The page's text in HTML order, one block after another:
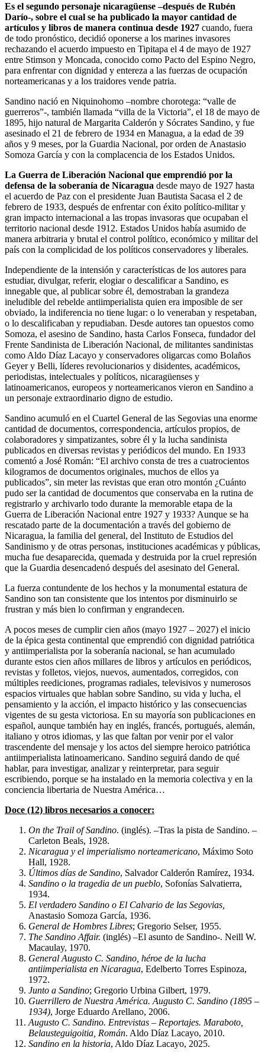
Es el segundo personaje nicaragüense –después de Rubén
Darío-, sobre el cual se ha publicado la mayor cantidad de
artículos y libros de manera continua desde 1927 cuando, fuera
de todo pronóstico, decidió oponerse a los marines invasores
rechazando el acuerdo impuesto en Tipitapa el 4 de mayo de 1927
entre Stimson y Moncada, conocido como Pacto del Espino Negro,
para enfrentar con dignidad y entereza a las fuerzas de ocupación
norteamericanas y a los traidores vende patria.
Sandino nació en Niquinohomo –nombre chorotega: “valle de
guerreros”-, también llamada “villa de la Victoria”, el 18 de mayo de
1895, hijo natural de Margarita Calderón y Sócrates Sandino, y fue
asesinado el 21 de febrero de 1934 en Managua, a la edad de 39
años y 9 meses, por la Guardia Nacional, por orden de Anastasio
Somoza García y con la complacencia de los Estados Unidos.
La Guerra de Liberación Nacional que emprendió por la
defensa de la soberanía de Nicaragua desde mayo de 1927 hasta
el acuerdo de Paz con el presidente Juan Bautista Sacasa el 2 de
febrero de 1933, después de enfrentar con éxito político-militar y
gran impacto internacional a las tropas invasoras que ocupaban el
territorio nacional desde 1912. Estados Unidos había asumido de
manera arbitraria y brutal el control político, económico y militar del
país con la complicidad de los políticos conservadores y liberales.
Independiente de la intensión y características de los autores para
estudiar, divulgar, referir, elogiar o descalificar a Sandino, es
innegable que, al publicar sobre él, demostraban la grandeza
ineludible del rebelde antiimperialista quien era imposible de ser
obviado, la indiferencia no tiene lugar: o lo veneraban y respetaban,
o lo descalificaban y repudiaban. Desde autores tan opuestos como
Somoza, el asesino de Sandino, hasta Carlos Fonseca, fundador del
Frente Sandinista de Liberación Nacional, de militantes sandinistas
como Aldo Díaz Lacayo y conservadores oligarcas como Bolaños
Geyer y Belli, líderes revolucionarios y disidentes, académicos,
periodistas, intelectuales y políticos, nicaragüenses y
latinoamericanos, europeos y norteamericanos vieron en Sandino a
un personaje extraordinario digno de estudio.
Sandino acumuló en el Cuartel General de las Segovias una enorme
cantidad de documentos, correspondencia, artículos propios, de
colaboradores y simpatizantes, sobre él y la lucha sandinista
publicados en diversas revistas y periódicos del mundo. En 1933
comentó a José Román: “El archivo consta de tres a cuatrocientos
kilogramos de documentos originales, muchos de ellos ya
publicados”, sin meter las revistas que eran otro montón ¿Cuánto
pudo ser la cantidad de documentos que conservaba en la rutina de
registrarlo y archivarlo todo durante la memorable etapa de la
Guerra de Liberación Nacional entre 1927 y 1933? Aunque se ha
rescatado parte de la documentación a través del gobierno de
Nicaragua, la familia del general, del Instituto de Estudios del
Sandinismo y de otras personas, instituciones académicas y públicas,
mucha fue desaparecida, quemada y destruida por la cruel represión
que la Guardia desencadenó después del asesinato del General.
La fuerza contundente de los hechos y la monumental estatura de
Sandino son tan consistente que los intentos por disminuirlo se
frustran y más bien lo confirman y engrandecen.
A pocos meses de cumplir cien años (mayo 1927 – 2027) el inicio
de la épica gesta continental que emprendió con dignidad patriótica
y antiimperialista por la soberanía nacional, se han acumulado
durante estos cien años millares de libros y artículos en periódicos,
revistas y folletos, viejos, nuevos, aumentados, corregidos, con
múltiples reediciones, programas radiales, televisivos y numerosos
espacios virtuales que hablan sobre Sandino, su vida y lucha, el
pensamiento y la acción, el impacto histórico y las consecuencias
vigentes de su gesta victoriosa. En su mayoría son publicaciones en
español, aunque también hay en inglés, francés, portugués, alemán,
italiano y otros idiomas, y las que faltan por venir por el valor
trascendente del mensaje y los actos del siempre heroico patriótica
antiimperialista latinoamericano. Sandino seguirá dando de qué
hablar, para investigar, analizar y reinterpretar, para seguir
escribiendo, porque se ha instalado en la memoria colectiva y en la
conciencia libertaria de Nuestra América…
Doce (12) libros necesarios a conocer:
On the Trail of Sandino. (inglés). –Tras la pista de Sandino. –
Carleton Beals, 1928.
Nicaragua y el imperialismo norteamericano, Máximo Soto
Hall, 1928.
Últimos días de Sandino, Salvador Calderón Ramírez, 1934.
Sandino o la tragedia de un pueblo, Sofonías Salvatierra,
1934.
El verdadero Sandino o El Calvario de las Segovias,
Anastasio Somoza García, 1936.
General de Hombres Libres; Gregorio Selser, 1955.
The Sandino Affair. (inglés) –El asunto de Sandino-. Neill W.
Macaulay, 1970.
General Augusto C. Sandino, héroe de la lucha
antiimperialista en Nicaragua, Edelberto Torres Espinoza,
1972.
Junto a Sandino; Gregorio Urbina Gilbert, 1979.
Guerrillero de Nuestra América. Augusto C. Sandino (1895 –
1934), Jorge Eduardo Arellano, 2006.
Augusto C. Sandino. Entrevistas – Reportajes. Maraboto,
Belausteguigoitia, Román. Aldo Díaz Lacayo, 2010.
Sandino en la historia, Aldo Díaz Lacayo, 2025.